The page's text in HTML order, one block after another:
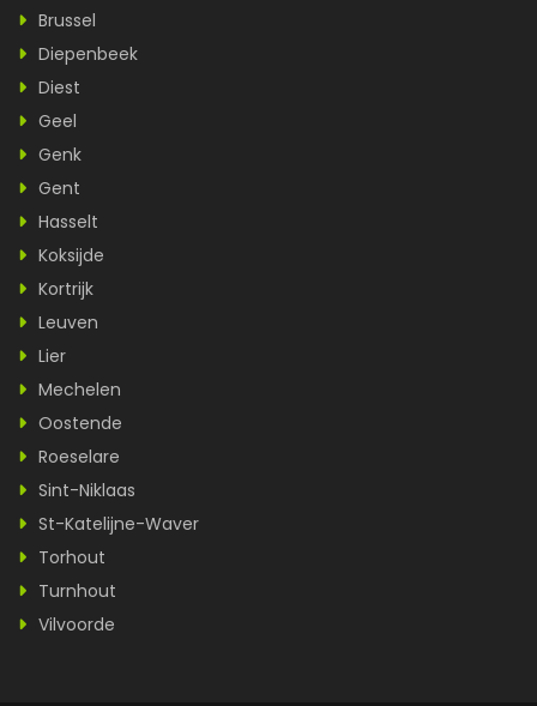
Brussel
Diepenbeek
Diest
Geel
Genk
Gent
Hasselt
Koksijde
Kortrijk
Leuven
Lier
Mechelen
Oostende
Roeselare
Sint-Niklaas
St-Katelijne-Waver
Torhout
Turnhout
Vilvoorde